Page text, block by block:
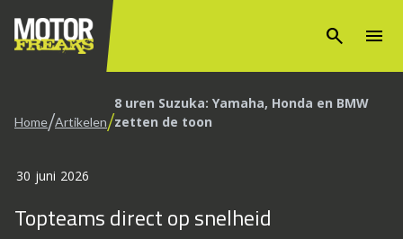
search menu
Home/Artikelen/8 uren Suzuka: Yamaha, Honda en BMW
zetten de toon
30 juni 2026
Topteams direct op snelheid